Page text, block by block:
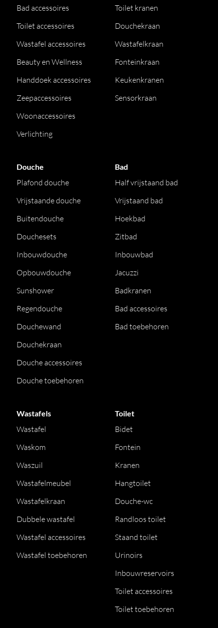
Bad accessoires
Toilet accessoires
Wastafel accessoires
Beauty en Wellness
Handdoek accessoires
Zeepaccessoires
Woonaccessoires
Verlichting
Toilet kranen
Douchekraan
Wastafelkraan
Fonteinkraan
Keukenkranen
Sensorkraan
Douche
Plafond douche
Vrijstaande douche
Buitendouche
Douchesets
Inbouwdouche
Opbouwdouche
Sunshower
Regendouche
Douchewand
Douchekraan
Douche accessoires
Douche toebehoren
Bad
Half vrijstaand bad
Vrijstaand bad
Hoekbad
Zitbad
Inbouwbad
Jacuzzi
Badkranen
Bad accessoires
Bad toebehoren
Wastafels
Wastafel
Waskom
Waszuil
Wastafelmeubel
Wastafelkraan
Dubbele wastafel
Wastafel accessoires
Wastafel toebehoren
Toilet
Bidet
Fontein
Kranen
Hangtoilet
Douche-wc
Randloos toilet
Staand toilet
Urinoirs
Inbouwreservoirs
Toilet accessoires
Toilet toebehoren